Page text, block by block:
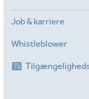
Job & karriere
Whistleblower